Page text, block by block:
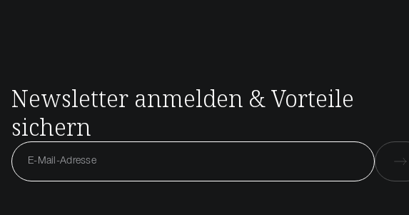
Newsletter anmelden & Vorteile
sichern